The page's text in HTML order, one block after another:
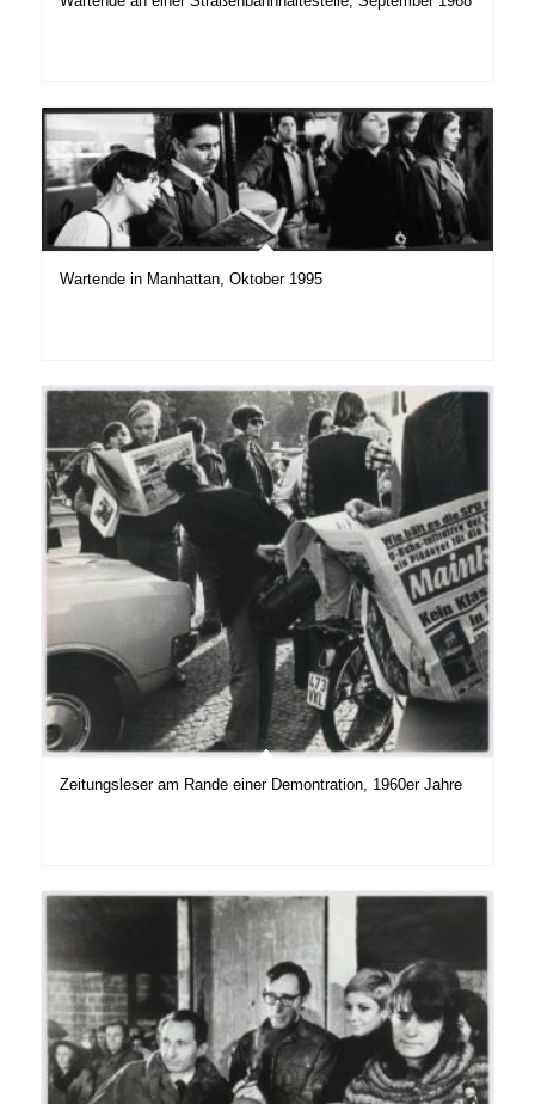
Wartende in Manhattan, Oktober 1995
Zeitungsleser am Rande einer Demontration, 1960er Jahre